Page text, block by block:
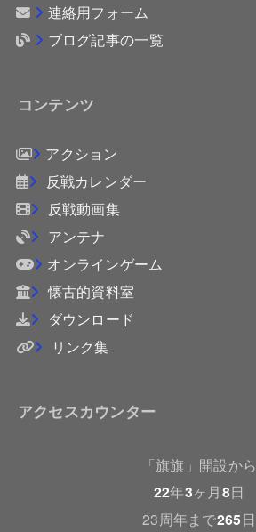
連絡用フォーム
ブログ記事の一覧
コンテンツ
アクション
反戦カレンダー
反戦動画集
アンテナ
オンラインゲーム
懐古的資料室
ダウンロード
リンク集
アクセスカウンター
「旗旗」開設から
22年3ヶ月8日
23周年まで265日